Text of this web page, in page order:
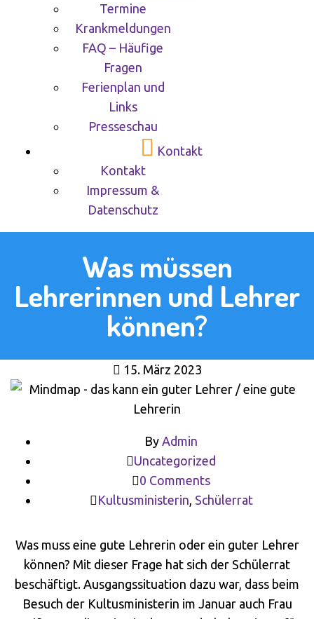
Termine
Krankmeldungen
FAQ – Häufige
Fragen
Ferienplan und
Links
Presseschau
Kontakt
Kontakt
Impressum &
Datenschutz
Was müssen
Lehrerinnen und Lehrer
können?
15. März 2023
By Admin
Uncategorized
0 Comments
Kultusministerin, Schülerrat
Was muss eine gute Lehrerin oder ein guter Lehrer
können? Mit dieser Frage hat sich der Schülerrat
beschäftigt. Ausgangssituation dazu war, dass beim
Besuch der Kultusministerin im Januar auch Frau